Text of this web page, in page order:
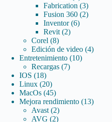
productos
Fabrication 33
productos
Fusion 360 22
Inventor 66
Revit 22
Corel 88
productos
Edición de video 44
Entretenimiento 1010
Recargas 77
IOS 1818
productos
Linux 2020
productos
MacOs 4545
productos
Mejora rendimiento 1313
Avast 22
productos
AVG 22